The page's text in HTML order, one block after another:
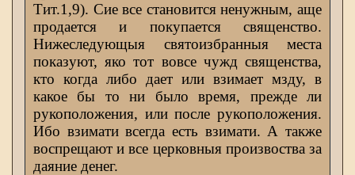
Тит.1,9). Сие все становится ненужным, аще
продается и покупается священство.
Нижеследующыя святоизбранныя места
показуют, яко тот вовсе чужд священства,
кто когда либо дает или взимает мзду, в
какое бы то ни было время, прежде ли
рукоположения, или после рукоположения.
Ибо взимати всегда есть взимати. А также
воспрещают и все церковныя произвоства за
даяние денег.